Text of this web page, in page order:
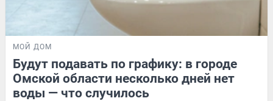
МОЙ ДОМ
Будут подавать по графику: в городе
Омской области несколько дней нет
воды — что случилось